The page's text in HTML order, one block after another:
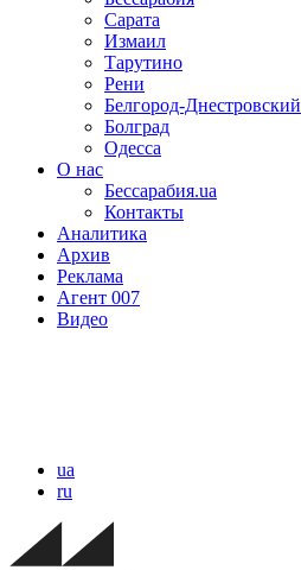
Сарата
Измаил
Тарутино
Рени
Белгород-Днестровский
Болград
Одесса
О нас
Бессарабия.ua
Контакты
Аналитика
Архив
Реклама
Агент 007
Видео
ua
ru